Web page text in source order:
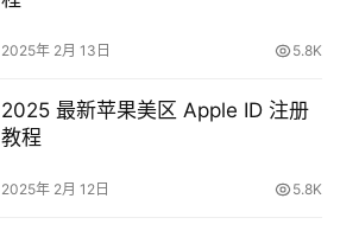
2025年 2月 13日 5.8K
2025 最新苹果美区 Apple ID 注册
教程
2025年 2月 12日 5.8K